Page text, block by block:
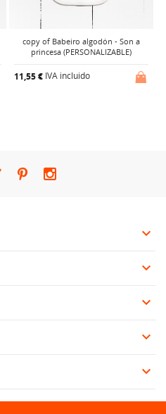
copy of Babeiro algodón - Son a
princesa (PERSONALIZABLE)
11,55 € IVA incluido




